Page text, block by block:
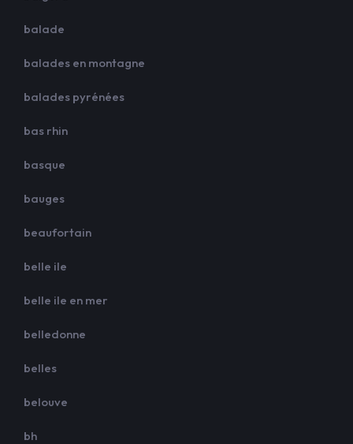
balade
balades en montagne
balades pyrénées
bas rhin
basque
bauges
beaufortain
belle ile
belle ile en mer
belledonne
belles
belouve
bh